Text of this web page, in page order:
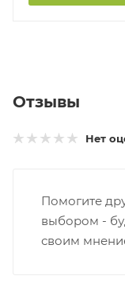
Отзывы
Нет
Помогите
выбором -
своим